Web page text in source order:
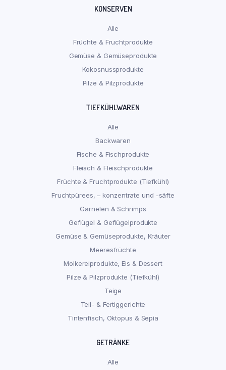
KONSERVEN
Alle
Früchte & Fruchtprodukte
Gemüse & Gemüseprodukte
Kokosnussprodukte
Pilze & Pilzprodukte
TIEFKÜHLWAREN
Alle
Backwaren
Fische & Fischprodukte
Fleisch & Fleischprodukte
Früchte & Fruchtprodukte (Tiefkühl)
Fruchtpürees, – konzentrate und -säfte
Garnelen & Schrimps
Geflügel & Geflügelprodukte
Gemüse & Gemüseprodukte, Kräuter
Meeresfrüchte
Molkereiprodukte, Eis & Dessert
Pilze & Pilzprodukte (Tiefkühl)
Teige
Teil- & Fertiggerichte
Tintenfisch, Oktopus & Sepia
GETRÄNKE
Alle